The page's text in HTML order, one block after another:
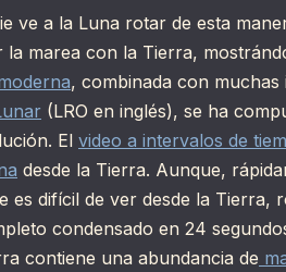
ve a la Luna rotar de esta
la marea con la Tierra,
, combinada con muchas
(LRO en inglés), se ha
El video a intervalos de
desde la Tierra. Aunque,
es difícil de ver desde la Tierra,
condensado en 24
contiene una abundancia de